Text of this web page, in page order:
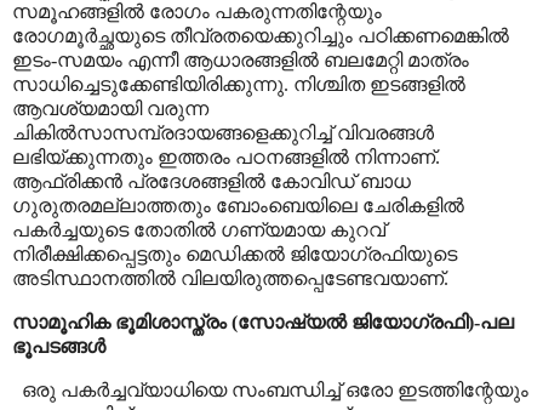
സമൂഹങ്ങളിൽ രോഗം പകരുന്നതിന്റേയും
രോഗമൂർച്ഛയുടെ തീവ്രതയെക്കുറിച്ചും പഠിക്കണമെങ്കിൽ
ഇടം-സമയം എന്നീ ആധാരങ്ങളിൽ ബലമേറ്റി മാത്രം
സാധിച്ചെടുക്കേണ്ടിയിരിക്കുന്നു. നിശ്ചിത ഇടങ്ങളിൽ
ആവശ്യമായി വരുന്ന
ചികിൽസാസമ്പ്രദായങ്ങളെക്കുറിച്ച് വിവരങ്ങൾ
ലഭിയ്ക്കുന്നതും ഇത്തരം പഠനങ്ങളിൽ നിന്നാണ്.
ആഫ്രിക്കൻ പ്രദേശങ്ങളിൽ കോവിഡ് ബാധ
ഗുരുതരമല്ലാത്തതും ബോംബെയിലെ ചേരികളിൽ
പകർച്ചയുടെ തോതിൽ ഗണ്യമായ കുറവ്
നിരീക്ഷിക്കപ്പെട്ടതും മെഡിക്കൽ ജിയോഗ്രഫിയുടെ
അടിസ്ഥാനത്തിൽ വിലയിരുത്തപ്പെടേണ്ടവയാണ്.
സാമൂഹിക ഭൂമിശാസ്ത്രം (സോഷ്യൽ ജിയോഗ്രഫി)-പല
ഭൂപടങ്ങൾ
ഒരു പകർച്ചവ്യാധിയെ സംബന്ധിച്ച് ഒരോ ഇടത്തിന്റേയും